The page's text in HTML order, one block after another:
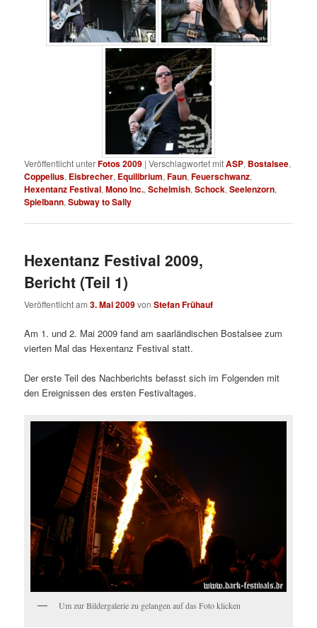
Veröffentlicht unterFotos 2009 |Verschlagwortet mitASP, Bostalsee,
Coppelius, Eisbrecher, Equilibrium,Faun,Feuerschwanz,
Hexentanz Festival,Mono Inc.,Schelmish,Schock,Seelenzorn,
Spielbann,Subway to Sally
Hexentanz Festival 2009,
Bericht (Teil 1)
Veröffentlicht am3. Mai 2009vonStefan Frühauf
Am 1. und 2. Mai 2009 fand am saarländischen Bostalsee zum
vierten Mal das Hexentanz Festival statt.
Der erste Teil des Nachberichts befasst sich im Folgenden mit
den Ereignissen des ersten Festivaltages.
Um zur Bildergalerie zu gelangen auf das Foto klicken